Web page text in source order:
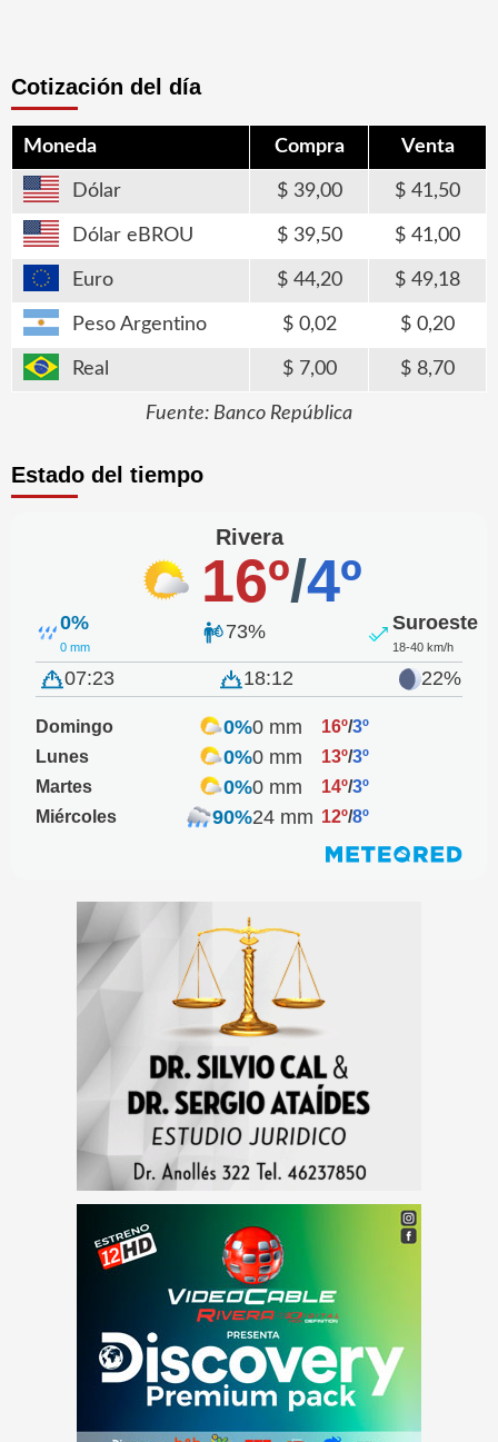
Cotización del día
Moneda Compra Venta
Dólar 39,00 41,50
Dólar eBROU 39,50 41,00
Euro 44,20 49,18
Peso Argentino 0,02 0,20
Real 7,00 8,70
Fuente: Banco República
Estado del tiempo
Rivera
16º/4º
0%
0 mm
73% Suroeste
18-40 km/h
07:23 18:12 22%
Domingo 0%0 mm 16º/3º
Lunes
0%0 mm 13º/3º
Martes
0%0 mm 14º/3º
Miércoles
90%24 mm 12º/8º